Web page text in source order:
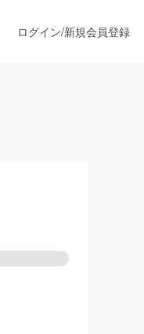
ログイン/新規会員登録